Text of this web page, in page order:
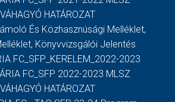
HATÁROZAT
És Közhasznúsági Melléklet,
Könyvvizsgálói Jelentés
FC_SFP_KERELEM_2022-2023
FC_SFP 2022-2023 MLSZ
HATÁROZAT